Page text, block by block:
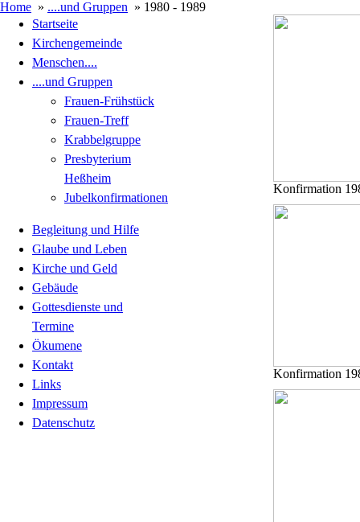
Home » ....und Gruppen » 1980 - 1989
Startseite
Kirchengemeinde
Menschen....
....und Gruppen
Frauen-Frühstück
Frauen-Treff
Krabbelgruppe
Presbyterium
Heßheim
Jubelkonfirmationen
Begleitung und Hilfe
Glaube und Leben
Kirche und Geld
Gebäude
Gottesdienste und
Termine
Ökumene
Kontakt
Links
Impressum
Datenschutz
Konfirmation
Konfirmation